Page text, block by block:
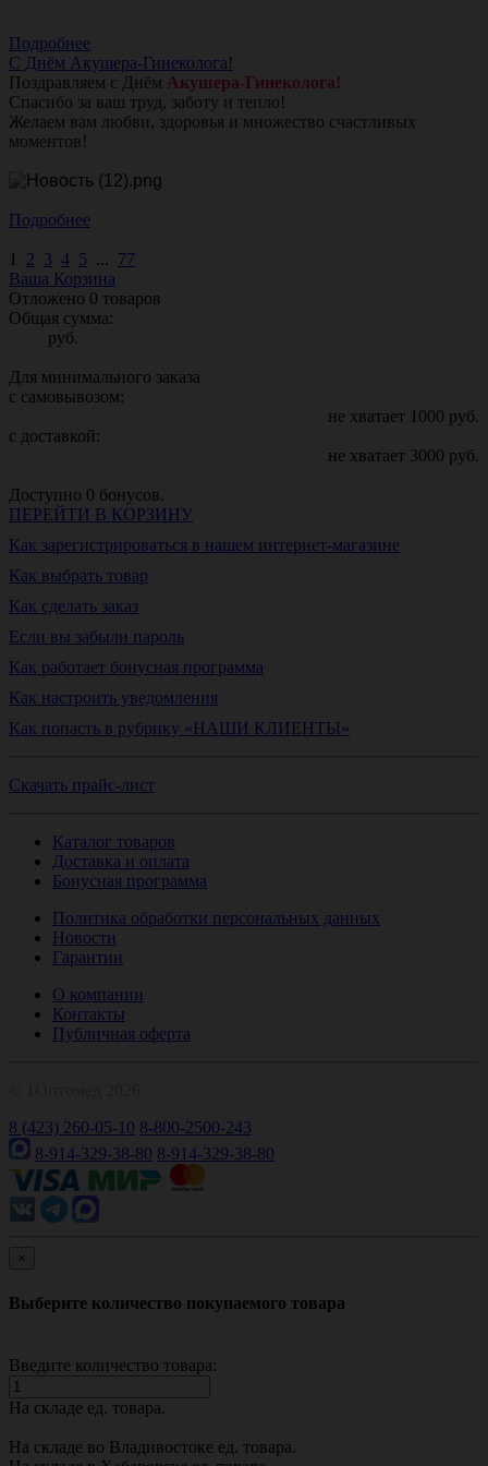
Подробнее
С Днём Акушера-Гинеколога!
Поздравляем с Днём Акушера-Гинеколога!
Спасибо за ваш труд, заботу и тепло!
Желаем вам любви, здоровья и множество счастливых
моментов!
Подробнее
1 2 3 4 5 ... 77
Ваша Корзина
Отложено 0 товаров
Общая сумма:
руб.
Для минимального заказа
с самовывозом:
не хватает 1000 руб.
с доставкой:
не хватает 3000 руб.
Доступно 0 бонусов.
ПЕРЕЙТИ В КОРЗИНУ
Как зарегистрироваться в нашем интернет-магазине
Как выбрать товар
Как сделать заказ
Если вы забыли пароль
Как работает бонусная программа
Как настроить уведомления
Как попасть в рубрику «НАШИ КЛИЕНТЫ»
Скачать прайс-лист
Каталог товаров
Доставка и оплата
Бонусная программа
Политика обработки персональных данных
Новости
Гарантии
О компании
Контакты
Публичная оферта
8 (423) 260-05-10 8-800-2500-243
8-914-329-38-80 8-914-329-38-80
×
Выберите количество покупаемого товара
Введите количество товара:
На складе ед. товара.
На складе во Владивостоке ед. товара.